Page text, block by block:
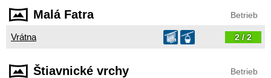
Malá Fatra Betrieb
Vrátna 2 / 2
Štiavnické vrchy Betrieb